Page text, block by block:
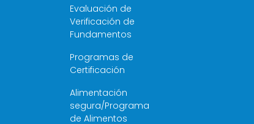
Evaluación de
Verificación de
Fundamentos
Programas de
Certificación
Alimentación
segura/Programa
de Alimentos